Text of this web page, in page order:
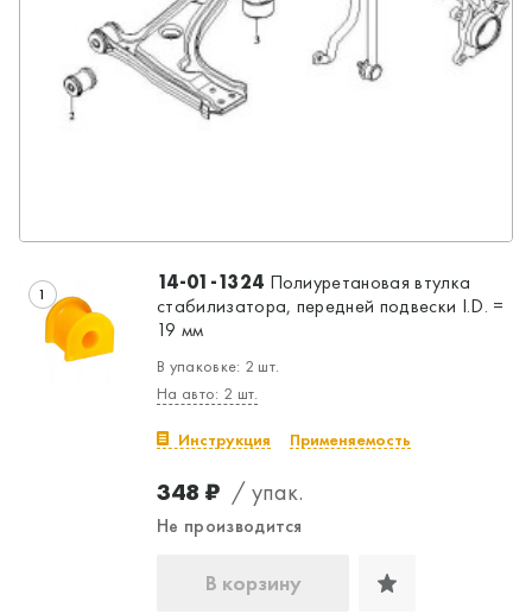
1 14-01-1324 Полиуретановая втулка
стабилизатора, передней подвески I.D. =
19 мм
В упаковке: 2 шт.
На авто: 2 шт.
Инструкция Применяемость
348 ₽ / упак.
Не производится
В корзину